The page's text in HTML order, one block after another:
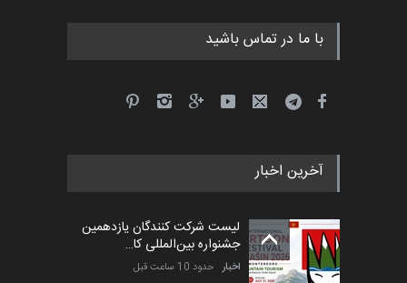
مهلت
پنجمین مسابقۀ بین‌المللی
مهلت 5 ماه دیگر
با ما در تماس باشید
آخرین اخبار
لیست شرکت کنندگان یازدهمین
جشنواره بین‌المللی کا…
اخبار حدود 10 ساعت قبل